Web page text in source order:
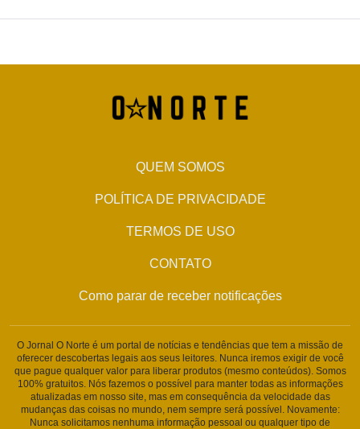
QUEM SOMOS
POLÍTICA DE PRIVACIDADE
TERMOS DE USO
CONTATO
Como parar de receber notificações
O Jornal O Norte é um portal de notícias e tendências que tem a missão de
oferecer descobertas legais aos seus leitores. Nunca iremos exigir de você
que pague qualquer valor para liberar produtos (mesmo conteúdos). Somos
100% gratuitos. Nós fazemos o possível para manter todas as informações
atualizadas em nosso site, mas em consequência da velocidade das
mudanças das coisas no mundo, nem sempre será possível. Novamente:
Nunca solicitamos nenhuma informação pessoal ou qualquer tipo de